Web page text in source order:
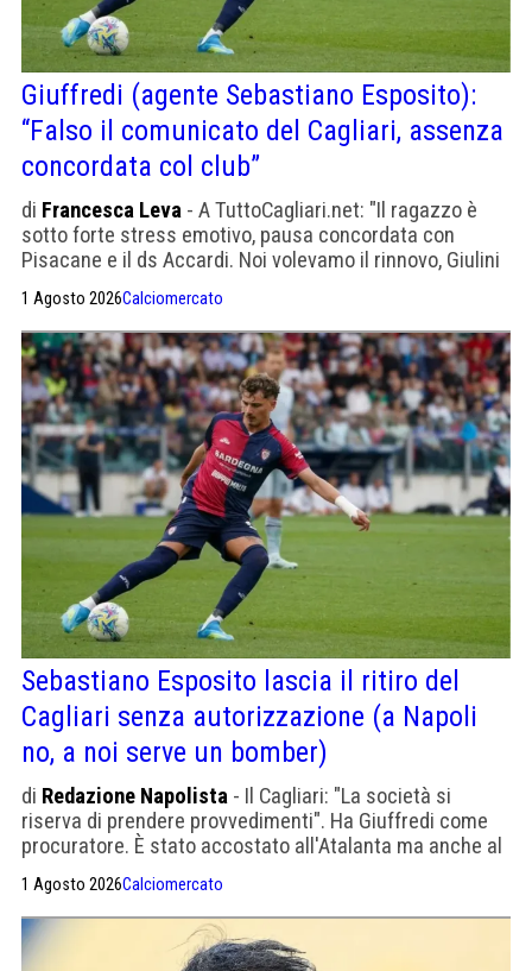
Giuffredi (agente Sebastiano Esposito):
“Falso il comunicato del Cagliari, assenza
concordata col club”
di Francesca Leva - A TuttoCagliari.net: "Il ragazzo è
sotto forte stress emotivo, pausa concordata con
Pisacane e il ds Accardi. Noi volevamo il rinnovo, Giulini
1 Agosto 2026Calciomercato
Sebastiano Esposito lascia il ritiro del
Cagliari senza autorizzazione (a Napoli
no, a noi serve un bomber)
di Redazione Napolista - Il Cagliari: "La società si
riserva di prendere provvedimenti". Ha Giuffredi come
procuratore. È stato accostato all'Atalanta ma anche al
Napoli
1 Agosto 2026Calciomercato